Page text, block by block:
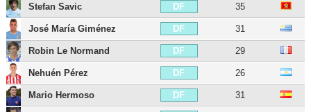
Stefan Savic DF 35
José María Giménez DF 31
Robin Le Normand DF 29
Nehuén Pérez DF 26
Mario Hermoso DF 31